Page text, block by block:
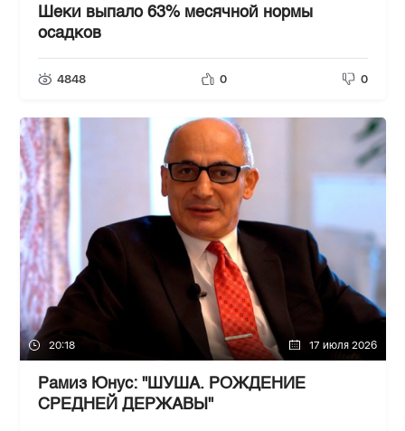
Шеки выпало 63% месячной нормы
осадков
4848 0 0
20:18 17 июля 2026
Рамиз Юнус: "ШУША. РОЖДЕНИЕ
СРЕДНЕЙ ДЕРЖАВЫ"